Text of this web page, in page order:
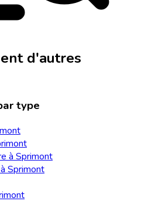
d'autres
type
à Sprimont
Sprimont